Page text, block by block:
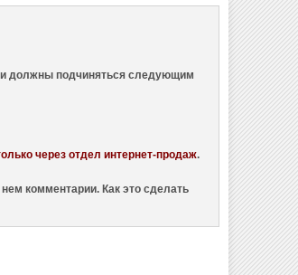
должны подчиняться следующим
через отдел интернет-продаж.
комментарии. Как это сделать